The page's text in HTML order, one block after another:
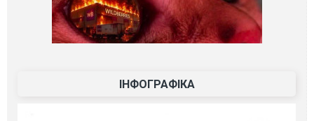
ІНФОГРАФІКА